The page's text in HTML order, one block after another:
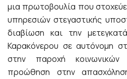
μια πρωτοβουλία που
υπηρεσιών στεγαστικής
διαβίωση και την
Καρακόνερου σε αυτόνομη
στην παροχή
προώθηση στην